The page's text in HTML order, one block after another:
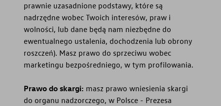
prawnie uzasadnione podstawy, które są
nadrzędne wobec Twoich interesów, praw i
wolności, lub dane będą nam niezbędne do
ewentualnego ustalenia, dochodzenia lub obrony
roszczeń). Masz prawo do sprzeciwu wobec
marketingu bezpośredniego, w tym profilowania.
Prawo do skargi: masz prawo wniesienia skargi
do organu nadzorczego, w Polsce - Prezesa